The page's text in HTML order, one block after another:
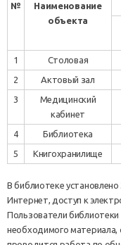
№
Наименование
объекта
1
Столовая
2
Актовый зал
3
Медицинский
кабинет
4 Библиотека
5
Книгохранилище
В библиотеке
Интернет, доступ к
Пользователи
необходимого материала,